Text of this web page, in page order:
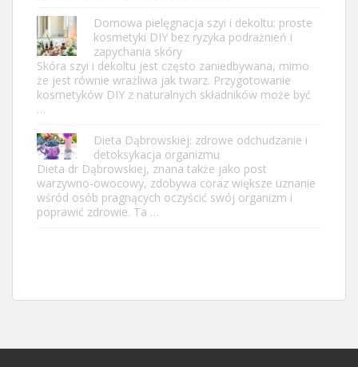
Domowa pielęgnacja szyi i dekoltu: proste
kosmetyki DIY bez ryzyka podrażnień i
zapychania skóry
Skóra szyi i dekoltu jest często zaniedbywana, mimo
że jest równie wrażliwa jak twarz. Przygotowanie
kosmetyków DIY z naturalnych składników może być
…
Dieta Dąbrowskiej: zdrowe odchudzanie i
detoksykacja organizmu
Dieta dr Dąbrowskiej, znana także jako post
warzywno-owocowy, zdobywa coraz większe uznanie
wśród osób pragnących oczyścić swój organizm i
poprawić zdrowie. Ta …